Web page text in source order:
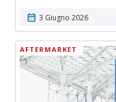
calendar_month 3 Giugno 2026
AFTERMARKET